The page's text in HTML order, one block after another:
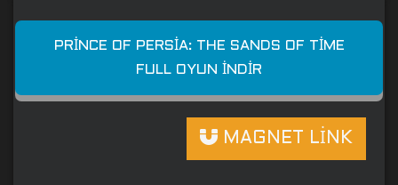
PRINCE OF PERSIA: THE SANDS OF TIME
FULL OYUN İNDIR
MAGNET LİNK